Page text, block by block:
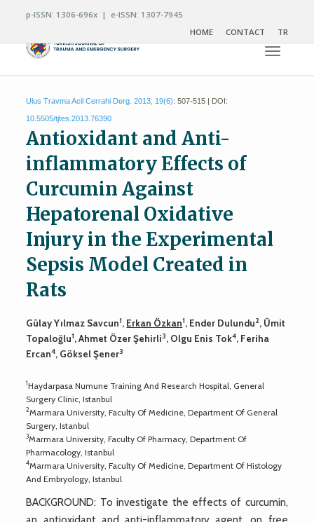
p-ISSN: 1306-696x | e-ISSN: 1307-7945
HOME
CONTACT TR
Toggle
Ulus Travma Acil Cerrahi Derg. 2013; 19(6): 507-515 | DOI:
10.5505/tjtes.2013.76390
Antioxidant and Anti-
inflammatory Effects of
Curcumin Against
Hepatorenal Oxidative
Injury in the Experimental
Sepsis Model Created in
Rats
Gülay Yılmaz Savcun1, Erkan Özkan1, Ender Dulundu2, Ümit
Topaloğlu1, Ahmet Özer Şehirli3, Olgu Enis Tok4, Feriha
Ercan4, Göksel Şener3
1Haydarpasa Numune Training And Research Hospital, General
Surgery Clinic, Istanbul
2Marmara University, Faculty Of Medicine, Department Of General
Surgery, Istanbul
3Marmara University, Faculty Of Pharmacy, Department Of
Pharmacology, Istanbul
4Marmara University, Faculty Of Medicine, Department Of Histology
And Embryology, Istanbul
BACKGROUND: To investigate the effects of curcumin,